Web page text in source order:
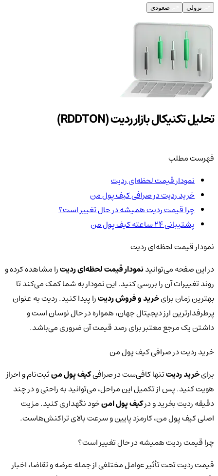
نزولی صعودی
تحلیل تکنیکال بازار ردیت (RDDTON)
فهرست مطلب
نمودار قیمت لحظه‌ای ردیت
خرید ردیت در صرافی کیف پول من
چرا قیمت ردیت همیشه در حال تغییر است؟
پشتیبانی ۲۴ ساعته کیف پول من
نمودار قیمت لحظه‌ای ردیت
در این صفحه می‌توانیدنمودار قیمت لحظه‌ای ردیترا مشاهده کرده و
روند تغییرات آن را بررسی کنید. این نمودار به شما کمک می‌کند تا
بهترین زمان برایخرید و فروش ردیترا پیدا کنید. ردیت به عنوان
پرطرفدارترین ارز دیجیتال جهان، همواره در حال نوسان است و
داشتن یک مرجع معتبر برای رصد قیمت آن ضروری می‌باشد.
خرید ردیت در صرافی کیف پول من
برایخرید ردیتتنها کافی‌ست در صرافیکیف پول منثبت‌نام و احراز
هویت کنید. پس از تکمیل این مراحل، می‌توانید به راحتی و در چند
دقیقه ردیت بخرید و درکیف پول امنخود نگهداری کنید. مزیت
اصلی کیف پول من، کارمزد پایین و سرعت بالای تراکنش‌هاست.
چرا قیمت ردیت همیشه در حال تغییر است؟
قیمت ردیت تحت تأثیر عوامل مختلفی از جمله عرضه و تقاضا، اخبار